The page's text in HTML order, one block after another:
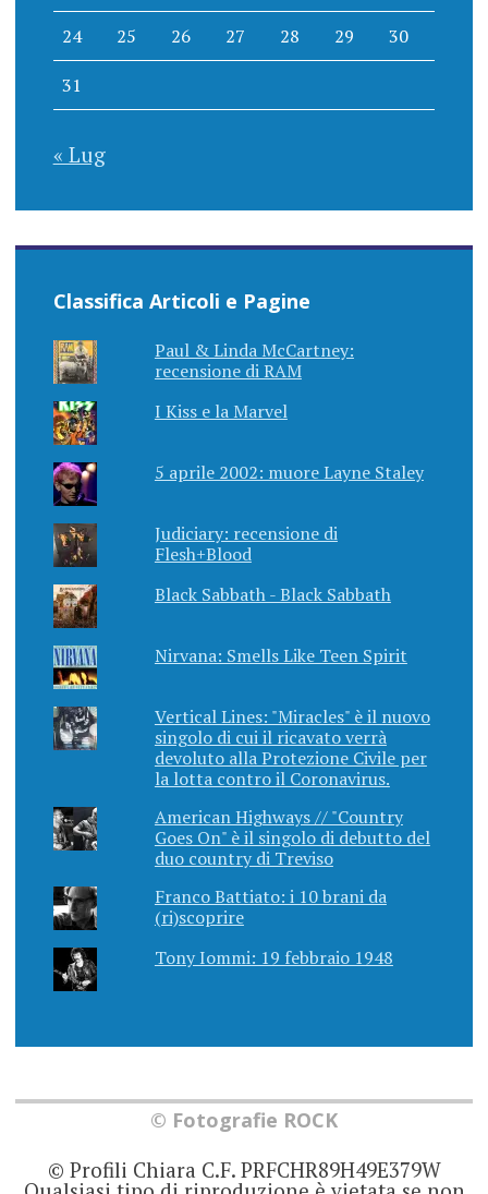
24 25 26 27 28 29 30
31
« Lug
Classifica Articoli e Pagine
Paul & Linda McCartney:
recensione di RAM
I Kiss e la Marvel
5 aprile 2002: muore Layne Staley
Judiciary: recensione di
Flesh+Blood
Black Sabbath - Black Sabbath
Nirvana: Smells Like Teen Spirit
Vertical Lines: "Miracles" è il nuovo
singolo di cui il ricavato verrà
devoluto alla Protezione Civile per
la lotta contro il Coronavirus.
American Highways // "Country
Goes On" è il singolo di debutto del
duo country di Treviso
Franco Battiato: i 10 brani da
(ri)scoprire
Tony Iommi: 19 febbraio 1948
© Fotografie ROCK
© Profili Chiara C.F. PRFCHR89H49E379W